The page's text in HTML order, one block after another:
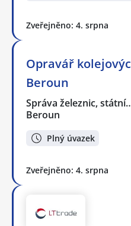
Zveřejněno: 4. srpna
Opravář
Beroun
Správa železnic,
Beroun
Plný úvazek
Zveřejněno: 4. srpna